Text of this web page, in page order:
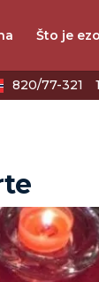
Što je
820/77-321